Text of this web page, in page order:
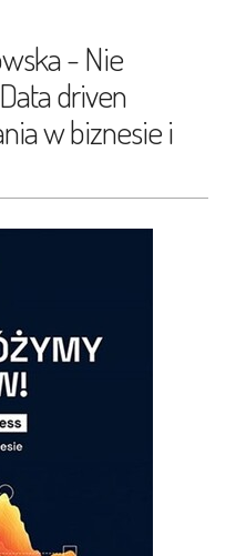
- Nie
driven
w biznesie i